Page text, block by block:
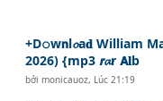
+D𝚘w𝗻l𝓸a𝐝 William
2026) {mp3 𝙧𝓪r 𝗔𝐥b
bởimonicauoz, Lúc 21:19